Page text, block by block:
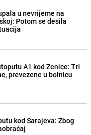
u nevrijeme na
Potom se desila
A1 kod Zenice: Tri
prevezene u bolnicu
kod Sarajeva: Zbog